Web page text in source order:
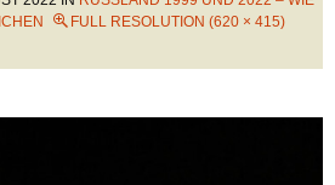
FULL RESOLUTION (620 × 415)